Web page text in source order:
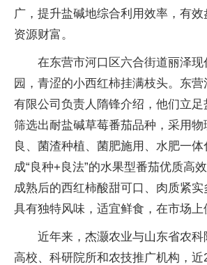
广，提升盐碱地综合利用效率，有效
资源财富。
在东营市河口区六合街道丽泽
园，青涩的小西红柿挂满枝头。东
有限公司负责人隋锋介绍，他们立足
筛选出耐盐碱草莓番茄品种，采用
良、菌渣种植、菌肥施用、水肥一
成“良种+良法”的水果型番茄优质高
成熟后的西红柿酸甜可口、肉质紧实
具有独特风味，适宜鲜食，在市场上
近年来，杰灏农业与山东省农科
高校、科研院所和农技推广机构，近